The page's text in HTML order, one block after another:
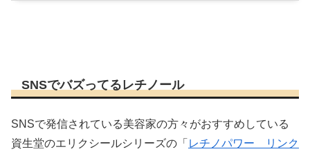
SNSでバズってるレチノール
SNSで発信されている美容家の方々がおすすめしている
資生堂のエリクシールシリーズの「 レチノパワー リンク